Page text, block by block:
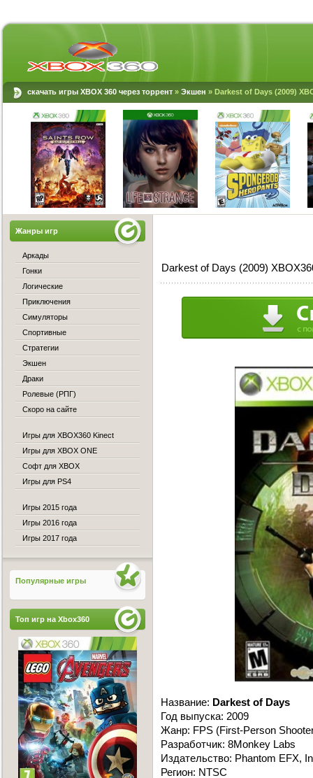
скачать игры XBOX 360 через торрент » Экшен » Darkest of Days (2009)
Darkest of Days (2009)
Название: Darkest of Days
Год выпуска: 2009
Жанр: FPS (First-Person
Разработчик: 8Monkey Labs
Издательство: Phantom EFX,
Регион: NTSC
Жанры игр
Аркады
Гонки
Логические
Приключения
Симуляторы
Спортивные
Стратегии
Экшен
Драки
Ролевые (РПГ)
Скоро на сайте
Игры для XBOX360 Kinect
Игры для XBOX ONE
Софт для XBOX
Игры для PS4
Игры 2015 года
Игры 2016 года
Игры 2017 года
Популярные игры
Топ игр на Xbox360